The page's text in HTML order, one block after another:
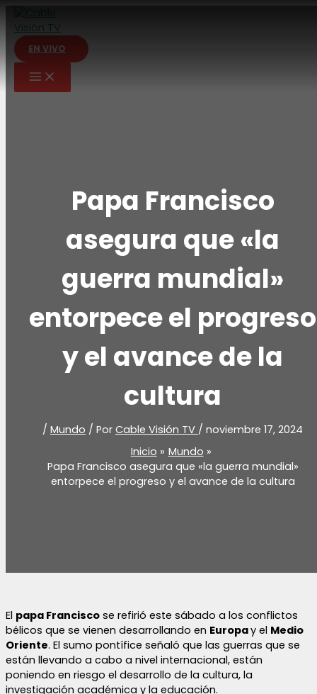
contenido
EN VIVO
Papa Francisco
asegura que «la
guerra mundial»
entorpece el progreso
y el avance de la
cultura
/ Mundo / Por Cable Visión TV / noviembre 17, 2024
Inicio
Mundo
Papa Francisco asegura que «la guerra mundial»
entorpece el progreso y el avance de la cultura
El papa Francisco se refirió este sábado a los conflictos
bélicos que se vienen desarrollando en Europay el Medio
Oriente. El sumo pontífice señaló que las guerras que se
están llevando a cabo a nivel internacional, están
poniendo en riesgo el desarrollo de la cultura, la
investigación académica y la educación.